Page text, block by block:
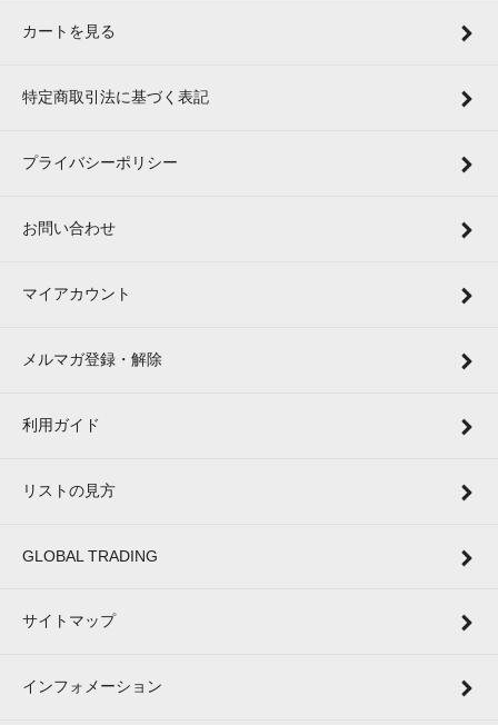
カートを見る
特定商取引法に基づく表記
プライバシーポリシー
お問い合わせ
マイアカウント
メルマガ登録・解除
利用ガイド
リストの見方
GLOBAL TRADING
サイトマップ
インフォメーション